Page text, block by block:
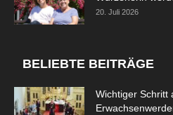
20. Juli 2026
BELIEBTE BEITRÄGE
Wichtiger Schritt